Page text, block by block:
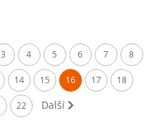
3 4 5 6 7 8
14 15 16 17 18
22 Další